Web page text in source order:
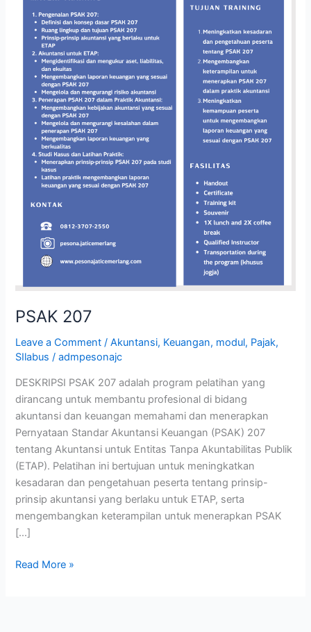
PSAK 207
Leave a Comment /Akuntansi, Keuangan, modul, Pajak,
SIlabus /admpesonajc
DESKRIPSI PSAK 207 adalah program pelatihan yang
dirancang untuk membantu profesional di bidang
akuntansi dan keuangan memahami dan menerapkan
Pernyataan Standar Akuntansi Keuangan (PSAK) 207
tentang Akuntansi untuk Entitas Tanpa Akuntabilitas Publik
(ETAP). Pelatihan ini bertujuan untuk meningkatkan
kesadaran dan pengetahuan peserta tentang prinsip-
prinsip akuntansi yang berlaku untuk ETAP, serta
mengembangkan keterampilan untuk menerapkan PSAK
[…]
Read More »